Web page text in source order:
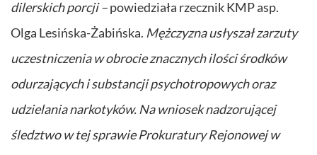
dilerskich porcji –powiedziała rzecznik KMP asp.
Olga Lesińska-Żabińska. Mężczyzna usłyszał zarzuty
uczestniczenia w obrocie znacznych ilości środków
odurzających i substancji psychotropowych oraz
udzielania narkotyków. Na wniosek nadzorującej
śledztwo w tej sprawie Prokuratury Rejonowej w